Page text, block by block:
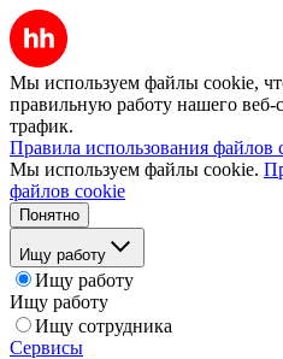
Мы используем файлы cookie,
правильную работу нашего веб-
трафик.
Правила использования файлов
Мы используем файлы cookie.
файлов cookie
Понятно
Ищу работу
Ищу работу
Ищу работу
Ищу сотрудника
Сервисы